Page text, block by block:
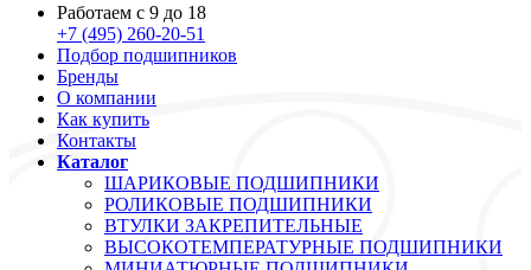
Работаем с 9 до 18
+7 (495) 260-20-51
Подбор подшипников
Бренды
О компании
Как купить
Контакты
Каталог
ШАРИКОВЫЕ ПОДШИПНИКИ
РОЛИКОВЫЕ ПОДШИПНИКИ
ВТУЛКИ ЗАКРЕПИТЕЛЬНЫЕ
ВЫСОКОТЕМПЕРАТУРНЫЕ ПОДШИПНИКИ